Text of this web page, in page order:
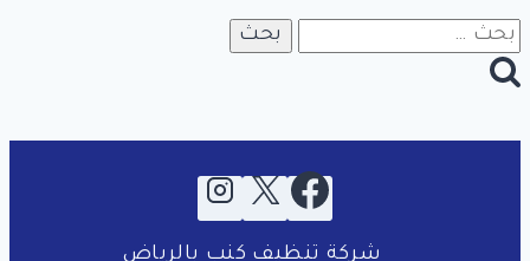
البحث
عن:
شركة تنظيف كنب بالرياض